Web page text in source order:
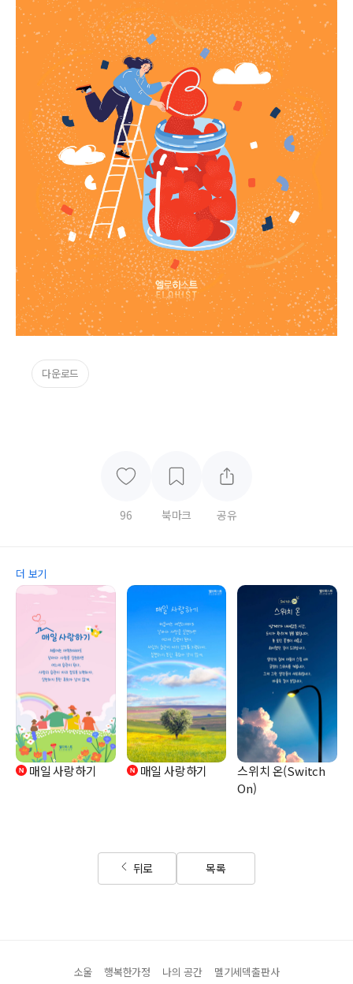
다운로드
96 북마크 공유
더 보기
매일 사랑하기 매일 사랑하기
스위치 온(Switch
On)
뒤로 목록
소울 행복한가정 나의 공간 멜기세덱출판사